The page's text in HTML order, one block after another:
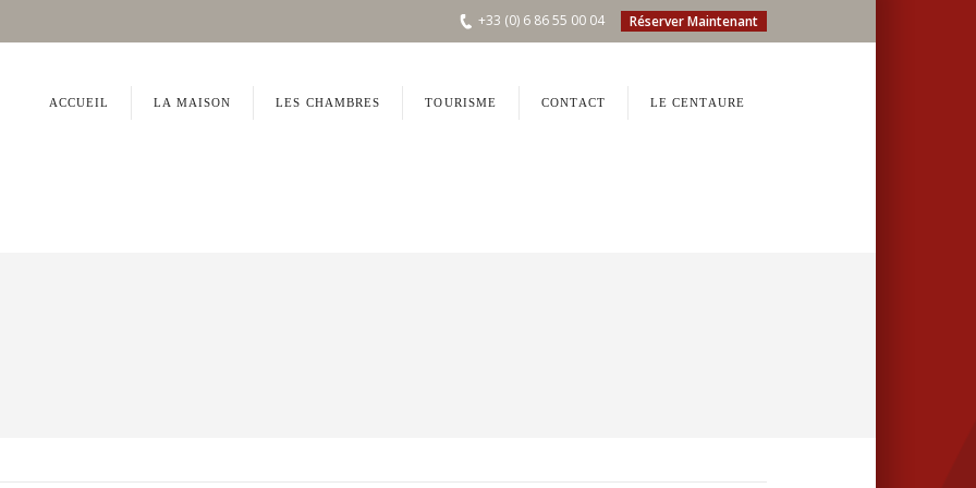
Réserver Maintenant
+33 (0) 6 86 55 00 04
ACCUEIL LA MAISON LES CHAMBRES TOURISME CONTACT LE CENTAURE